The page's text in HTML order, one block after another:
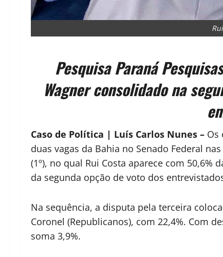
Pesquisa Paraná
Wagner consolidado na
Caso de Política | Luís Carlos Nunes – Os
duas vagas da Bahia no Senado Federal
(1º), no qual Rui Costa aparece com
da segunda opção de voto dos
Na sequência, a disputa pela terceira
Coronel (Republicanos), com 22,4%. Com
soma 3,9%.